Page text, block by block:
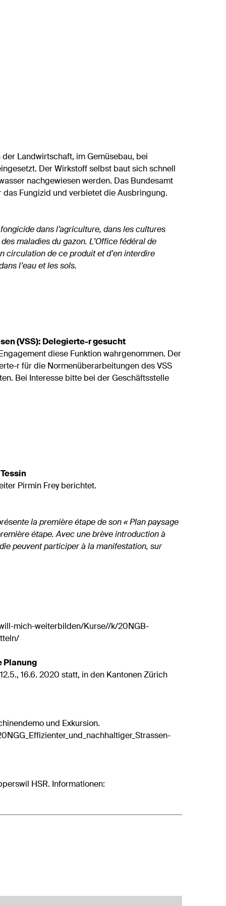
Landwirtschaft, im Gemüsebau, bei
Der Wirkstoff selbst baut sich schnell
nachgewiesen werden. Das Bundesamt
Fungizid und verbietet die Ausbringung.
dans l’agriculture, dans les cultures
maladies du gazon. L’Office fédéral de
circulation de ce produit et d’en interdire
l’eau et les sols.
(VSS): Delegierte-r gesucht
diese Funktion wahrgenommen. Der
r für die Normenüberarbeitungen des VSS
Bei Interesse bitte bei der Geschäftsstelle
Pirmin Frey berichtet.
la première étape de son « Plan paysage
étape. Avec une brève introduction à
peuvent participer à la manifestation, sur
mich-weiterbilden/Kurse//k/20NGB-
Planung
16.6. 2020 statt, in den Kantonen Zürich
und Exkursion.
HSR. Informationen: